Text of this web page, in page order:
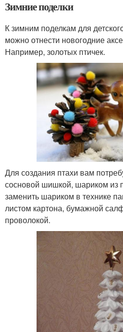
Зимние поделки
К зимним поделкам для
можно отнести новогодние
Например, золотых птичек.
Для создания птахи вам
сосновой шишкой, шариком из
заменить шариком в технике
листом картона, бумажной
проволокой.